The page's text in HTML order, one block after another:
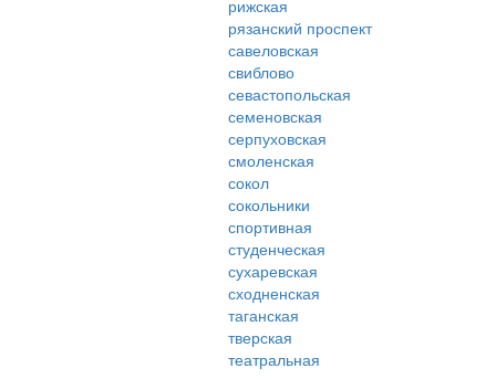
рижская
рязанский проспект
савеловская
свиблово
севастопольская
семеновская
серпуховская
смоленская
сокол
сокольники
спортивная
студенческая
сухаревская
сходненская
таганская
тверская
театральная